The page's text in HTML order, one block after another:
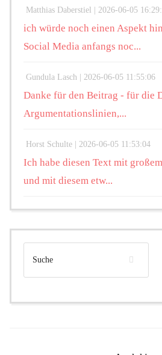
Matthias Daberstiel | 2026-06-05
ich würde noch einen Aspekt
Social Media anfangs noc...
Gundula Lasch | 2026-06-05 11:55:06
Danke für den Beitrag - für die
Argumentationslinien,...
Horst Schulte | 2026-06-05 11:53:04
Ich habe diesen Text mit
und mit diesem etw...